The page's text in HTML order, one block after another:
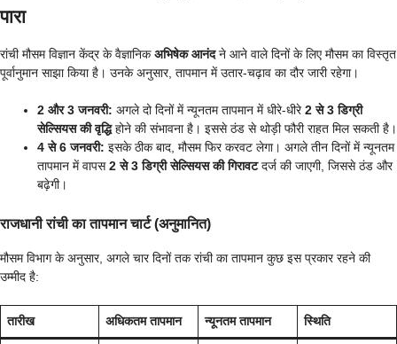
पारा
रांची मौसम विज्ञान केंद्र के वैज्ञानिकअभिषेक आनंदने आने वाले दिनों के लिए मौसम का विस्तृत
पूर्वानुमान साझा किया है। उनके अनुसार, तापमान में उतार-चढ़ाव का दौर जारी रहेगा।
2 और 3 जनवरी: अगले दो दिनों में न्यूनतम तापमान में धीरे-धीरे2 से 3 डिग्री
सेल्सियस की वृद्धिहोने की संभावना है। इससे ठंड से थोड़ी फौरी राहत मिल सकती है।
4 से 6 जनवरी: इसके ठीक बाद, मौसम फिर करवट लेगा। अगले तीन दिनों में न्यूनतम
तापमान में वापस2 से 3 डिग्री सेल्सियस की गिरावटदर्ज की जाएगी, जिससे ठंड और
बढ़ेगी।
राजधानी रांची का तापमान चार्ट (अनुमानित)
मौसम विभाग के अनुसार, अगले चार दिनों तक रांची का तापमान कुछ इस प्रकार रहने की
उम्मीद है:
तारीख अधिकतम तापमान न्यूनतम तापमान स्थिति